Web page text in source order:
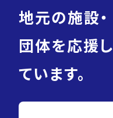
地元の施設・
団体を応援し
ています。